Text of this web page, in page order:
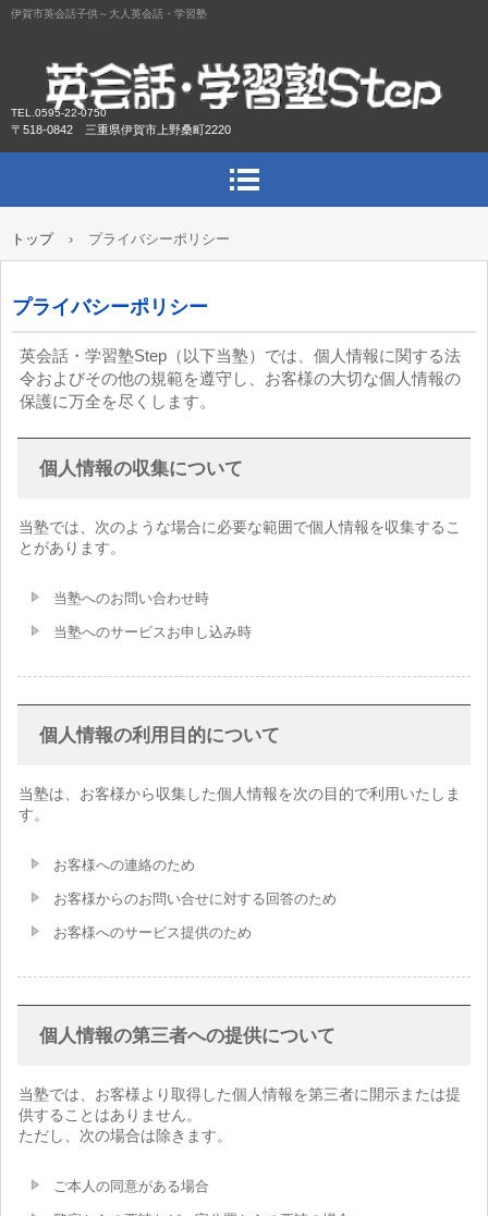
伊賀市英会話子供～大人英会話・学習塾
TEL.0595-22-0750
〒518-0842 三重県伊賀市上野桑町2220
トップ › プライバシーポリシー
プライバシーポリシー
英会話・学習塾Step（以下当塾）では、個人情報に関する法
令およびその他の規範を遵守し、お客様の大切な個人情報の
保護に万全を尽くします。
個人情報の収集について
当塾では、次のような場合に必要な範囲で個人情報を収集するこ
とがあります。
当塾へのお問い合わせ時
当塾へのサービスお申し込み時
個人情報の利用目的について
当塾は、お客様から収集した個人情報を次の目的で利用いたしま
す。
お客様への連絡のため
お客様からのお問い合せに対する回答のため
お客様へのサービス提供のため
個人情報の第三者への提供について
当塾では、お客様より取得した個人情報を第三者に開示または提
供することはありません。
ただし、次の場合は除きます。
ご本人の同意がある場合